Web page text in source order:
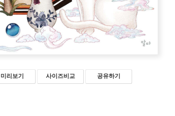
미리보기 사이즈비교 공유하기